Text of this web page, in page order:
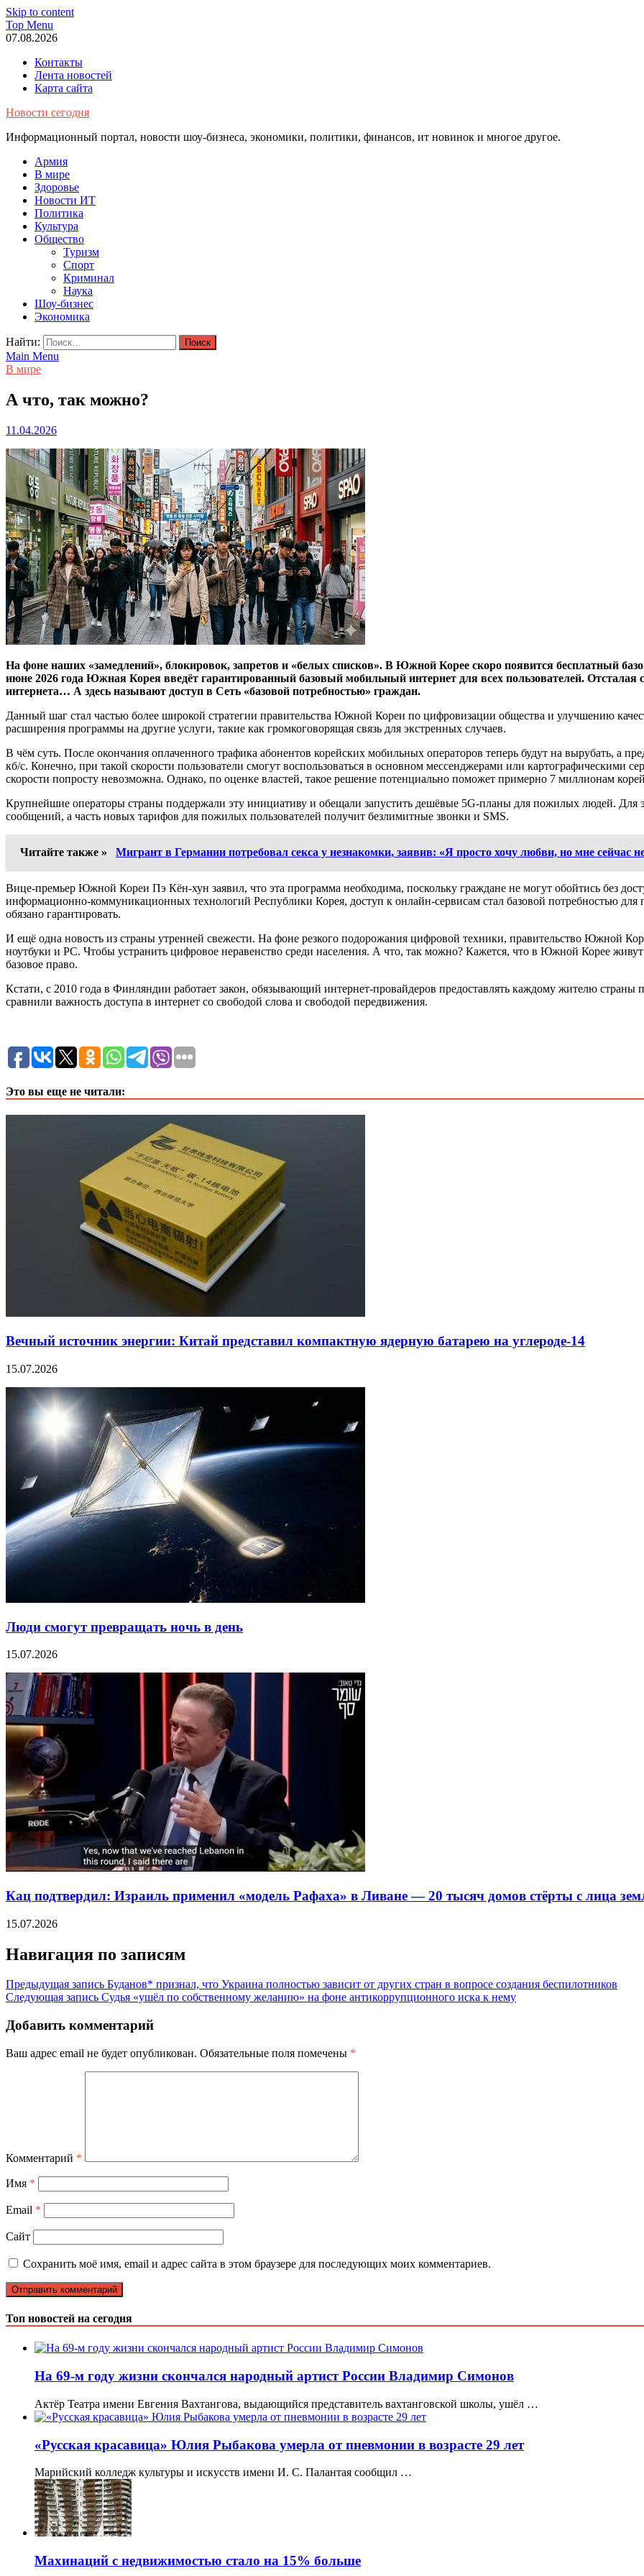
Skip to content
Top Menu
07.08.2026
Контакты
Лента новостей
Карта сайта
Новости сегодня
Информационный портал, новости шоу-бизнеса, экономики, политики, финансов, ит новинок и многое другое.
Армия
В мире
Здоровье
Новости ИТ
Политика
Культура
Общество
Туризм
Спорт
Криминал
Наука
Шоу-бизнес
Экономика
Найти:
Main Menu
В мире
А что, так можно?
11.04.2026
На фоне наших «замедлений», блокировок, запретов и «белых списков». В Южной Корее скоро появится бесплатный
июне 2026 года Южная Корея введёт гарантированный базовый мобильный интернет для всех пользователей. Отсталая
интернета… А здесь называют доступ в Сеть «базовой потребностью» граждан.
Данный шаг стал частью более широкой стратегии правительства Южной Кореи по цифровизации общества и улучшению
расширения программы на другие услуги, такие как громкоговорящая связь для экстренных случаев.
В чём суть. После окончания оплаченного трафика абонентов корейских мобильных операторов теперь будут на вырубать, а
кб/с. Конечно, при такой скорости пользователи смогут воспользоваться в основном мессенджерами или картографическими
скорости попросту невозможна. Однако, по оценке властей, такое решение потенциально поможет примерно 7 миллионам
Крупнейшие операторы страны поддержали эту инициативу и обещали запустить дешёвые 5G-планы для пожилых людей. Для
сообщений, а часть новых тарифов для пожилых пользователей получит безлимитные звонки и SMS.
Читайте также » Мигрант в Германии потребовал секса у незнакомки, заявив: «Я просто хочу любви, но мне сейчас
Вице-премьер Южной Кореи Пэ Кён-хун заявил, что эта программа необходима, поскольку граждане не могут обойтись без
информационно-коммуникационных технологий Республики Корея, доступ к онлайн-сервисам стал базовой потребностью для
обязано гарантировать.
И ещё одна новость из страны утренней свежести. На фоне резкого подорожания цифровой техники, правительство Южной
ноутбуки и PC. Чтобы устранить цифровое неравенство среди населения. А что, так можно? Кажется, что в Южной Корее
базовое право.
Кстати, с 2010 года в Финляндии работает закон, обязывающий интернет-провайдеров предоставлять каждому жителю
сравнили важность доступа в интернет со свободой слова и свободой передвижения.
Это вы еще не читали:
Вечный источник энергии: Китай представил компактную ядерную батарею на углероде-14
15.07.2026
Люди смогут превращать ночь в день
15.07.2026
Кац подтвердил: Израиль применил «модель Рафаха» в Ливане — 20 тысяч домов стёрты с лица
15.07.2026
Навигация по записям
Предыдущая запись Буданов* признал, что Украина полностью зависит от других стран в вопросе создания беспилотников
Следующая запись Судья «ушёл по собственному желанию» на фоне антикоррупционного иска к нему
Добавить комментарий
Ваш адрес email не будет опубликован. Обязательные поля помечены *
Комментарий *
Имя *
Email *
Сайт
Сохранить моё имя, email и адрес сайта в этом браузере для последующих моих комментариев.
Топ новостей на сегодня
На 69-м году жизни скончался народный артист России Владимир Симонов
Актёр Театра имени Евгения Вахтангова, выдающийся представитель вахтанговской школы, ушёл …
«Русская красавица» Юлия Рыбакова умерла от пневмонии в возрасте 29 лет
Марийский колледж культуры и искусств имени И. С. Палантая сообщил …
Махинаций с недвижимостью стало на 15% больше